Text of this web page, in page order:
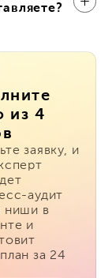
из 4
заявку, и
аудит
ниши в
и
за 24